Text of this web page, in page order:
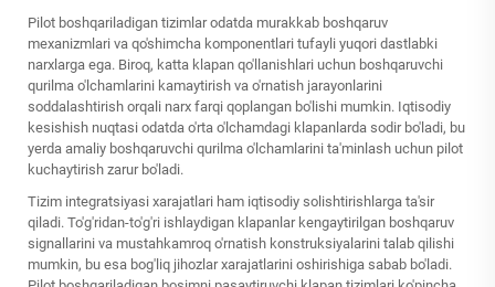
Pilot boshqariladigan tizimlar odatda murakkab boshqaruv
mexanizmlari va qo'shimcha komponentlari tufayli yuqori dastlabki
narxlarga ega. Biroq, katta klapan qo'llanishlari uchun boshqaruvchi
qurilma o'lchamlarini kamaytirish va o'rnatish jarayonlarini
soddalashtirish orqali narx farqi qoplangan bo'lishi mumkin. Iqtisodiy
kesishish nuqtasi odatda o'rta o'lchamdagi klapanlarda sodir bo'ladi, bu
yerda amaliy boshqaruvchi qurilma o'lchamlarini ta'minlash uchun pilot
kuchaytirish zarur bo'ladi.
Tizim integratsiyasi xarajatlari ham iqtisodiy solishtirishlarga ta'sir
qiladi. To'g'ridan-to'g'ri ishlaydigan klapanlar kengaytirilgan boshqaruv
signallarini va mustahkamroq o'rnatish konstruksiyalarini talab qilishi
mumkin, bu esa bog'liq jihozlar xarajatlarini oshirishiga sabab bo'ladi.